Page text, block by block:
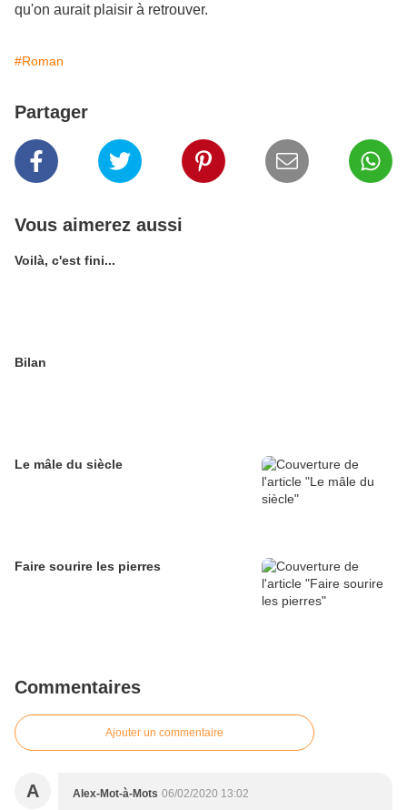
qu'on aurait plaisir à retrouver.
#Roman
Partager
Vous aimerez aussi
Voilà, c'est fini...
Bilan
Le mâle du siècle
Faire sourire les pierres
Commentaires
Ajouter un commentaire
A Alex-Mot-à-Mots 06/02/2020 13:02